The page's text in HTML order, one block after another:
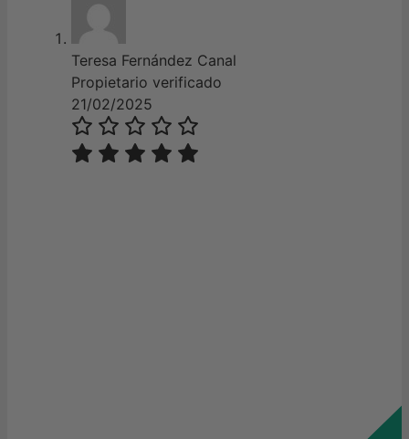
Teresa Fernández Canal
Propietario verificado
21/02/2025